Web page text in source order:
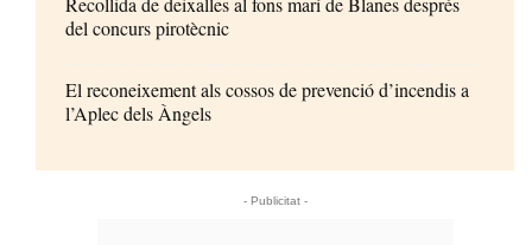
del concurs pirotècnic
El reconeixement als cossos de prevenció d’incendis a
l’Aplec dels Àngels
- Publicitat -